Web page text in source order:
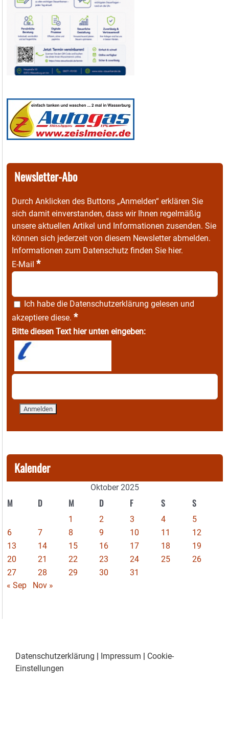
Newsletter-Abo
Durch Anklicken des Buttons „Anmelden“ erklären Sie
sich damit einverstanden, dass wir Ihnen regelmäßig
unsere aktuellen Artikel und Informationen zusenden. Sie
können sich jederzeit von diesem Newsletter abmelden.
Informationen zum Datenschutz finden Sie hier.
E-Mail *
Ich habe die Datenschutzerklärung gelesen und
akzeptiere diese. *
Bitte diesen Text hier unten eingeben:
Kalender
Oktober 2025
M D M D F S S
1 2 3 4
5
6
7 8 9 10 11
12
13
14 15 16 17 18
19
20
21 22 23 24 25
26
27
28 29 30
31
« Sep
Nov »
Datenschutzerklärung | Impressum | Cookie-
Einstellungen